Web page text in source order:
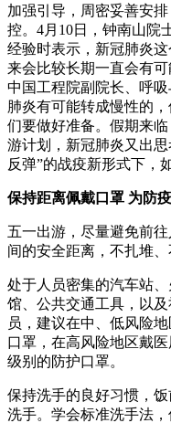
加强引导，周密妥善安
控。4月10日，钟南山院
经验时表示，新冠肺炎
来会比较长期一直会有
中国工程院副院长、呼
肺炎有可能转成慢性的
们要做好准备。假期来
游计划，新冠肺炎又出
反弹”的战疫新形式下，
保持距离佩戴口罩 为防
五一出游，尽量避免前
间的安全距离，不扎堆、
处于人员密集的汽车站
馆、公共交通工具，以
员，建议在中、低风险
口罩，在高风险地区戴
级别的防护口罩。
保持洗手的良好习惯，
洗手。学会标准洗手法